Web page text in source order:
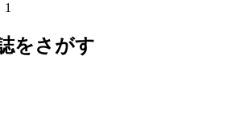
1
をさがす